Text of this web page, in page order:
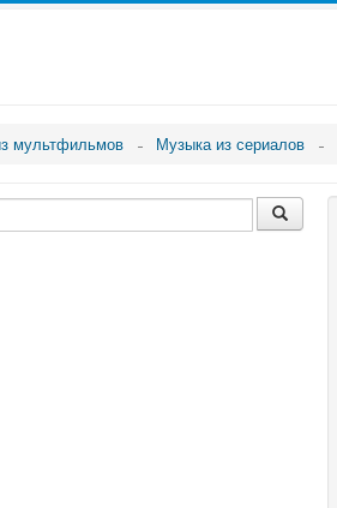
мультфильмов Музыка из сериалов